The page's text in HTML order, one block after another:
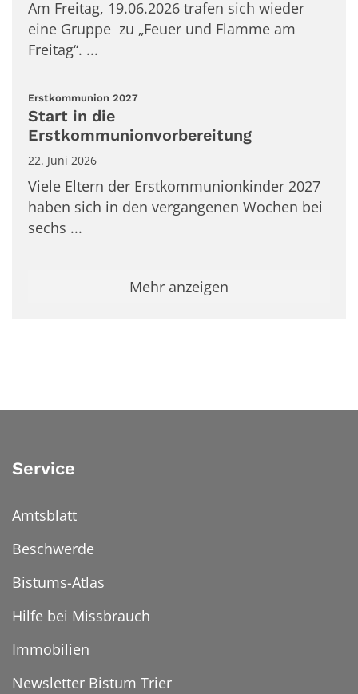
Am Freitag, 19.06.2026 trafen sich wieder
eine Gruppe zu „Feuer und Flamme am
Freitag“. ...
Erstkommunion 2027:
Start in die
Erstkommunionvorbereitung
22. Juni 2026
Viele Eltern der Erstkommunionkinder 2027
haben sich in den vergangenen Wochen bei
sechs ...
Mehr anzeigen
Service
Amtsblatt
Beschwerde
Bistums-Atlas
Hilfe bei Missbrauch
Immobilien
Newsletter Bistum Trier